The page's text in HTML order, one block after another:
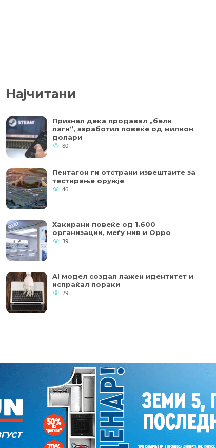
Најчитани
Признал дека продавал „бели
лаги“, заработил повеќе од милион
долари
80
Пентагон ги отстрани извештаите за
тестирање оружје
46
Хакирани повеќе од 1.600
организации, меѓу нив и Oppo
39
AI модел создал лажен идентитет и
испраќал пораки
29
Copyright © 2018 - Member of IAB Macedonia
Member of Clip Media Group / 2017
колачињата се од суштинско значење за работата на
и вашето корисничко искуство. Напомена: